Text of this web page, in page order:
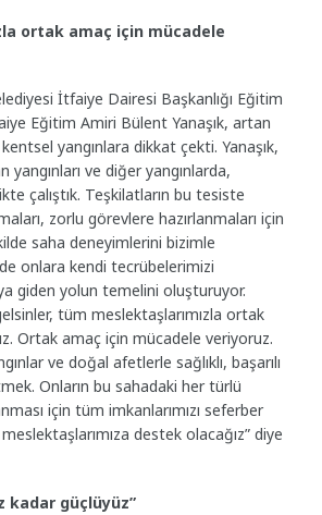
ortak amaç için mücadele
İtfaiye Dairesi Başkanlığı Eğitim
Eğitim Amiri Bülent Yanaşık, artan
yangınlara dikkat çekti. Yanaşık,
yangınları ve diğer yangınlarda,
çalıştık. Teşkilatların bu tesiste
zorlu görevlere hazırlanmaları için
saha deneyimlerini bizimle
onlara kendi tecrübelerimizi
giden yolun temelini oluşturuyor.
tüm meslektaşlarımızla ortak
Ortak amaç için mücadele veriyoruz.
ve doğal afetlerle sağlıklı, başarılı
Onların bu sahadaki her türlü
için tüm imkanlarımızı seferber
destek olacağız” diye
kadar güçlüyüz”